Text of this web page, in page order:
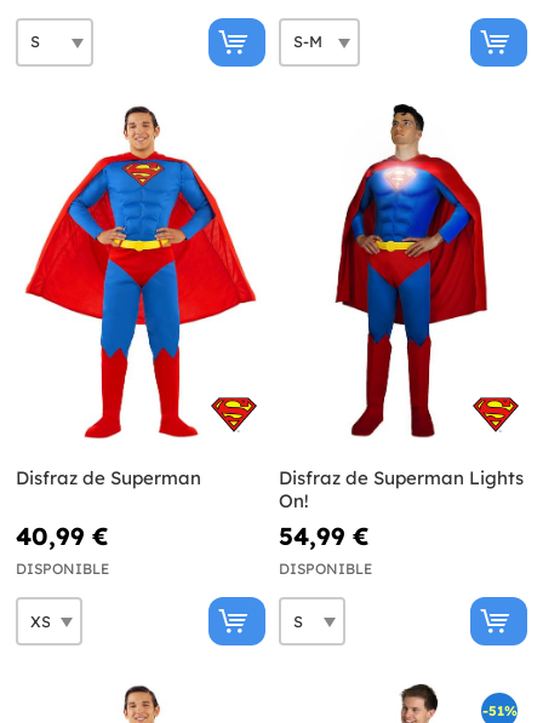
Disfraz de Superman
40,99 €
DISPONIBLE
Disfraz de Superman Lights
On!
54,99 €
DISPONIBLE
-51%